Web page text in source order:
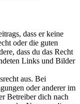
dass er keine
oder die guten
dass du das Recht
Links und Bilder
aus. Bei
oder anderer im
Betreiber dich nach